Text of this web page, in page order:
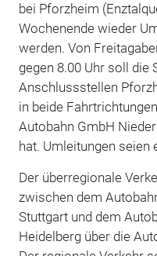
bei Pforzheim
Wochenende wieder
werden. Von
gegen 8.00 Uhr soll die
Anschlussstellen
in beide
Autobahn GmbH
hat. Umleitungen seien
Der überregionale
zwischen dem
Stuttgart und dem
Heidelberg über die